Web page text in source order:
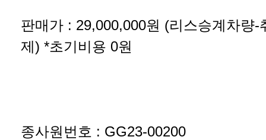
판매가 : 29,000,000원 (리스승계차량-
제) *초기비용 0원
종사원번호 : GG23-00200